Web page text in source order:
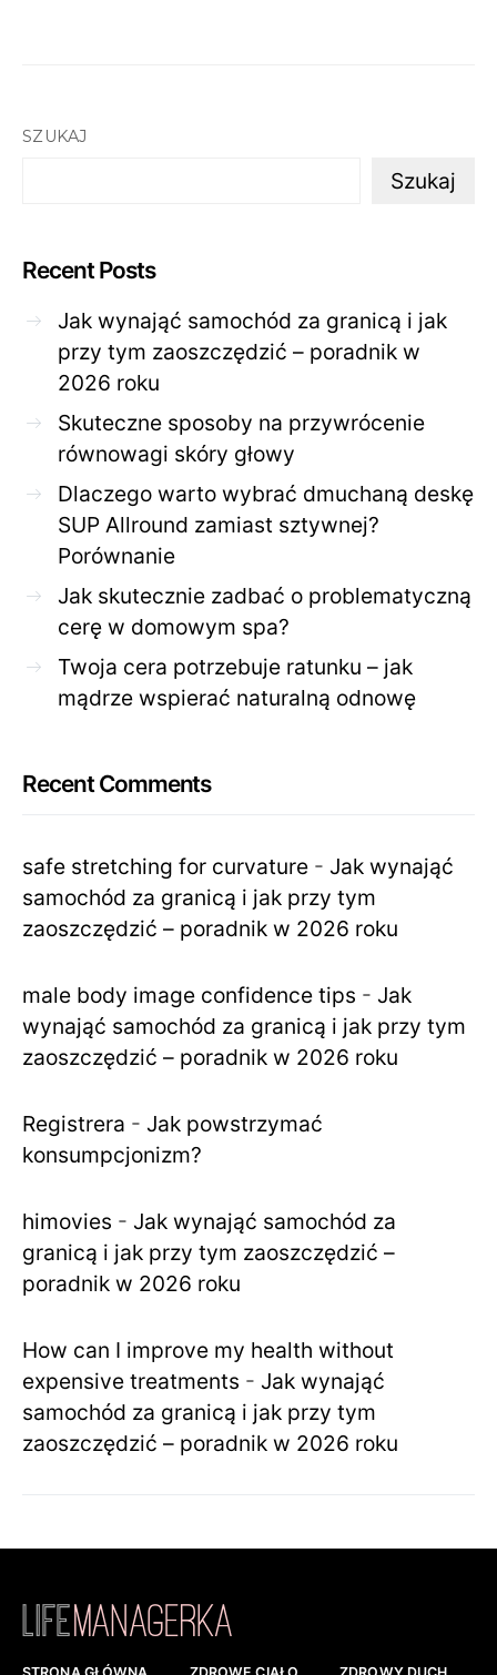
SZUKAJ
Szukaj
Recent Posts
Jak wynająć samochód za granicą i jak
przy tym zaoszczędzić – poradnik w
2026 roku
Skuteczne sposoby na przywrócenie
równowagi skóry głowy
Dlaczego warto wybrać dmuchaną deskę
SUP Allround zamiast sztywnej?
Porównanie
Jak skutecznie zadbać o problematyczną
cerę w domowym spa?
Twoja cera potrzebuje ratunku – jak
mądrze wspierać naturalną odnowę
Recent Comments
safe stretching for curvature - Jak wynająć
samochód za granicą i jak przy tym
zaoszczędzić – poradnik w 2026 roku
male body image confidence tips - Jak
wynająć samochód za granicą i jak przy tym
zaoszczędzić – poradnik w 2026 roku
Registrera - Jak powstrzymać
konsumpcjonizm?
himovies - Jak wynająć samochód za
granicą i jak przy tym zaoszczędzić –
poradnik w 2026 roku
How can I improve my health without
expensive treatments - Jak wynająć
samochód za granicą i jak przy tym
zaoszczędzić – poradnik w 2026 roku
STRONA GŁÓWNA ZDROWE CIAŁO ZDROWY DUCH